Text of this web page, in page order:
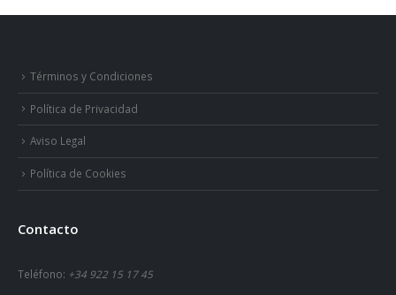
Términos y Condiciones
Política de Privacidad
Aviso Legal
Política de Cookies
Contacto
Teléfono: +34 922 15 17 45